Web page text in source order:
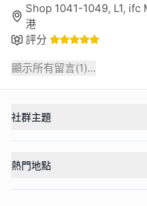
Shop 1041-1049, L1,
港
評分
顯示所有留言(1)...
社群主題
熱門地點